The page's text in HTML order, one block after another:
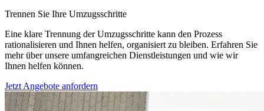
Trennen Sie Ihre Umzugsschritte
Eine klare Trennung der Umzugsschritte kann den Prozess
rationalisieren und Ihnen helfen, organisiert zu bleiben. Erfahren Sie
mehr über unsere umfangreichen Dienstleistungen und wie wir
Ihnen helfen können.
Jetzt Angebote anfordern